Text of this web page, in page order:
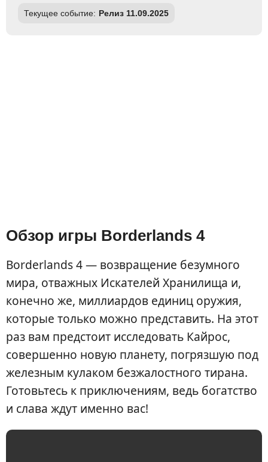
Текущее событие: Релиз 11.09.2025
Обзор игры Borderlands 4
Borderlands 4 — возвращение безумного
мира, отважных Искателей Хранилища и,
конечно же, миллиардов единиц оружия,
которые только можно представить. На этот
раз вам предстоит исследовать Кайрос,
совершенно новую планету, погрязшую под
железным кулаком безжалостного тирана.
Готовьтесь к приключениям, ведь богатство
и слава ждут именно вас!